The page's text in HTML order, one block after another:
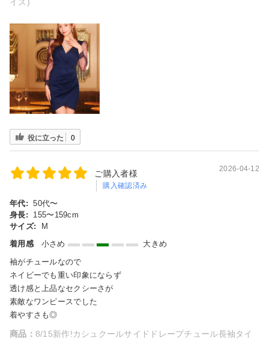
役に立った 0
ご購入者様
購入確認済み
2026-04-12
年代: 50代〜
身長:
155〜159cm
サイズ:
M
着用感
小さめ
大きめ
袖がチュールなので
ネイビーでも重い印象にならず
透け感と上品なセクシーさが
素敵なワンピースでした
着やすさも◎
商品： 8/15新作!カシュクールサイドドレープチュール長袖タイ